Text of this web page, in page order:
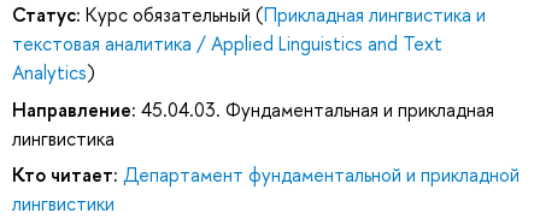
Статус: Курс обязательный (Прикладная лингвистика и
текстовая аналитика / Applied Linguistics and Text
Analytics)
Направление: 45.04.03. Фундаментальная и прикладная
лингвистика
Кто читает: Департамент фундаментальной и прикладной
лингвистики